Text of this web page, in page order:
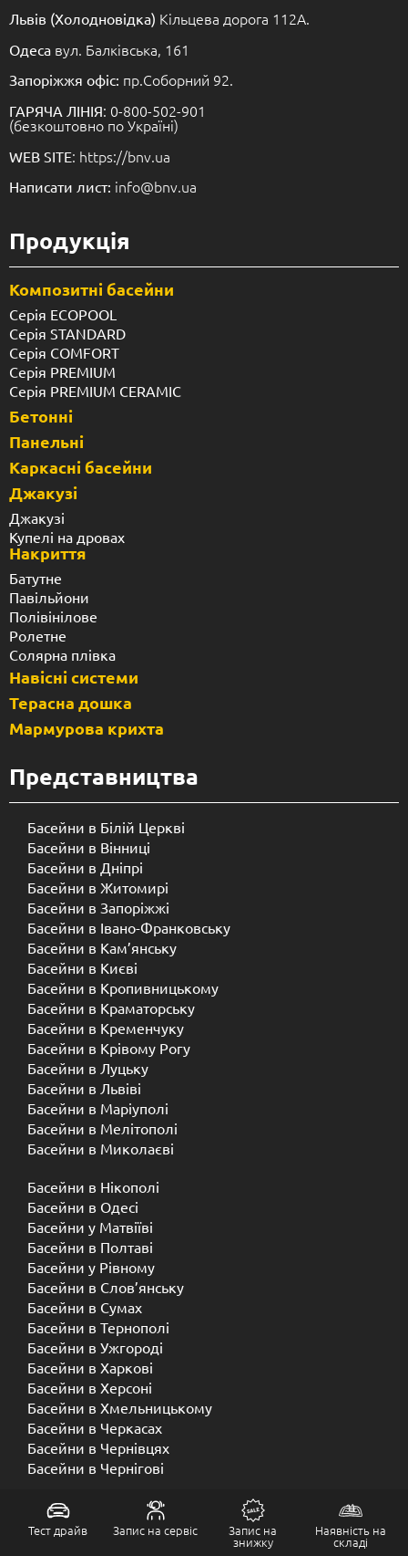
Львів (Холодновідка) Кільцева дорога 112А.
Одеса вул. Балківська, 161
Запоріжжя офіс: пр.Соборний 92.
ГАРЯЧА ЛІНІЯ: 0-800-502-901
(безкоштовно по Україні)
WEB SITE: https://bnv.ua
Написати лист: info@bnv.ua
Продукція
Композитні басейни
Серія ECOPOOL
Серія STANDARD
Серія COMFORT
Серія PREMIUM
Серія PREMIUM CERAMIC
Бетонні
Панельні
Каркасні басейни
Джакузі
Джакузі
Купелі на дровах
Накриття
Батутне
Павільйони
Полівінілове
Ролетне
Солярна плівка
Навісні системи
Терасна дошка
Мармурова крихта
Представництва
Басейни в Білій Церкві
Басейни в Вінниці
Басейни в Дніпрі
Басейни в Житомирі
Басейни в Запоріжжі
Басейни в Івано-Франковську
Басейни в Кам’янську
Басейни в Києві
Басейни в Кропивницькому
Басейни в Краматорську
Басейни в Кременчуку
Басейни в Крівому Рогу
Басейни в Луцьку
Басейни в Львіві
Басейни в Маріуполі
Басейни в Мелітополі
Басейни в Миколаєві
Басейни в Нікополі
Басейни в Одесі
Басейни у Матвіїві
Басейни в Полтаві
Басейни у ​​Рівному
Басейни в Слов’янську
Басейни в Сумах
Басейни в Тернополі
Басейни в Ужгороді
Басейни в Харкові
Басейни в Херсоні
Басейни в Хмельницькому
Басейни в Черкасах
Басейни в Чернівцях
Басейни в Чернігові
Тест драйв Запис на сервіс Запис на
знижку
Наявність на
складі